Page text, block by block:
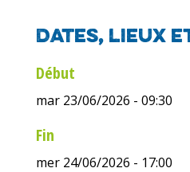
Dates, lieux
Début
mar 23/06/2026 - 09:30
Fin
mer 24/06/2026 - 17:00